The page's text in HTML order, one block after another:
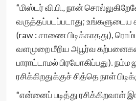
“மிஸ்டர் வி.பி., நான்
வருத்தப்படப்படாது;
(raw : சாணை பிடிக்காதது),
வளமுறை மீறிய அபூர்வ
பாராட்டாமல் பிரயோகிப்பது).
ரசிக்கிறதுக்குச் சித்தெ நாள்
“என்னைப் படித்து ரசிக்கிறவாள்